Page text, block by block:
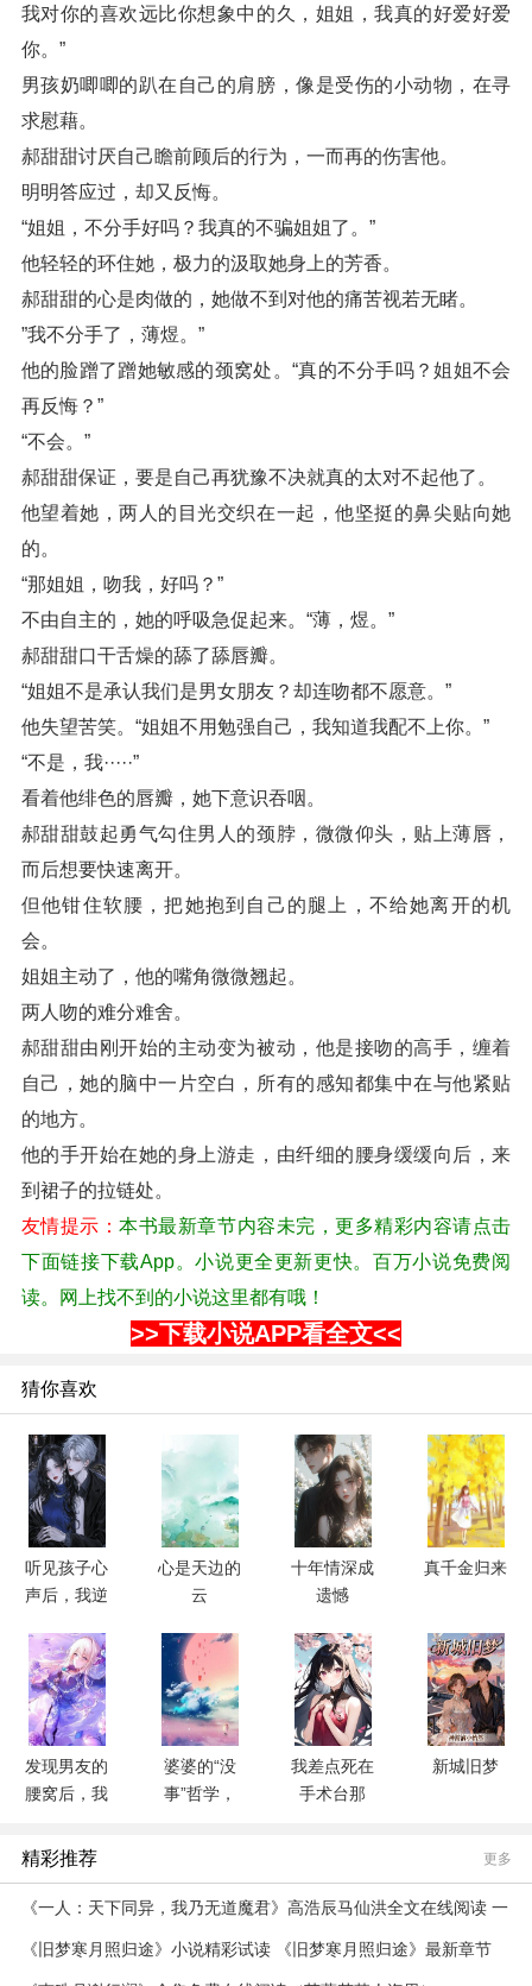
我对你的喜欢远比你想象中的久，姐姐，我真的好爱好爱
你。”
男孩奶唧唧的趴在自己的肩膀，像是受伤的小动物，在寻
求慰藉。
郝甜甜讨厌自己瞻前顾后的行为，一而再的伤害他。
明明答应过，却又反悔。
“姐姐，不分手好吗？我真的不骗姐姐了。”
他轻轻的环住她，极力的汲取她身上的芳香。
郝甜甜的心是肉做的，她做不到对他的痛苦视若无睹。
”我不分手了，薄煜。”
他的脸蹭了蹭她敏感的颈窝处。“真的不分手吗？姐姐不会
再反悔？”
“不会。”
郝甜甜保证，要是自己再犹豫不决就真的太对不起他了。
他望着她，两人的目光交织在一起，他坚挺的鼻尖贴向她
的。
“那姐姐，吻我，好吗？”
不由自主的，她的呼吸急促起来。“薄，煜。”
郝甜甜口干舌燥的舔了舔唇瓣。
“姐姐不是承认我们是男女朋友？却连吻都不愿意。”
他失望苦笑。“姐姐不用勉强自己，我知道我配不上你。”
“不是，我·····”
看着他绯色的唇瓣，她下意识吞咽。
郝甜甜鼓起勇气勾住男人的颈脖，微微仰头，贴上薄唇，
而后想要快速离开。
但他钳住软腰，把她抱到自己的腿上，不给她离开的机
会。
姐姐主动了，他的嘴角微微翘起。
两人吻的难分难舍。
郝甜甜由刚开始的主动变为被动，他是接吻的高手，缠着
自己，她的脑中一片空白，所有的感知都集中在与他紧贴
的地方。
他的手开始在她的身上游走，由纤细的腰身缓缓向后，来
到裙子的拉链处。
友情提示：本书最新章节内容未完，更多精彩内容请点击
下面链接下载App。小说更全更新更快。百万小说免费阅
读。网上找不到的小说这里都有哦！
>>下载小说APP看全文<<
猜你喜欢
听见孩子心
声后，我逆
心是天边的
云
十年情深成
遗憾
真千金归来
发现男友的
腰窝后，我
婆婆的“没
事”哲学，
我差点死在
手术台那
新城旧梦
精彩推荐 更多
《一人：天下同异，我乃无道魔君》高浩辰马仙洪全文在线阅读 一
《旧梦寒月照归途》小说精彩试读 《旧梦寒月照归途》最新章节